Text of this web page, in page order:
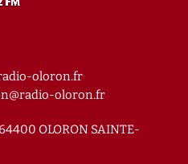
oloron.fr
oloron.fr
OLORON SAINTE-